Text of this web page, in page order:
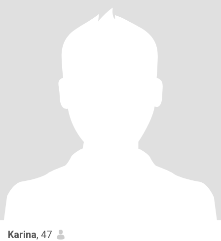
Karina, 47